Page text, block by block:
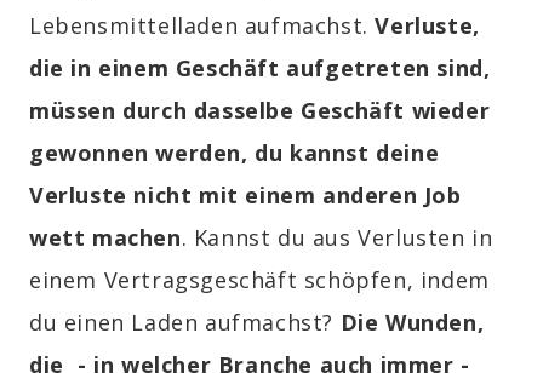
Lebensmittelladen aufmachst.Verluste,
die in einem Geschäft aufgetreten sind,
müssen durch dasselbe Geschäft wieder
gewonnen werden, du kannst deine
Verluste nicht mit einem anderen Job
wett machen. Kannst du aus Verlusten in
einem Vertragsgeschäft schöpfen, indem
du einen Laden aufmachst? Die Wunden,
die - in welcher Branche auch immer -